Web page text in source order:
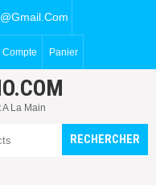
Compte Panier
La Main